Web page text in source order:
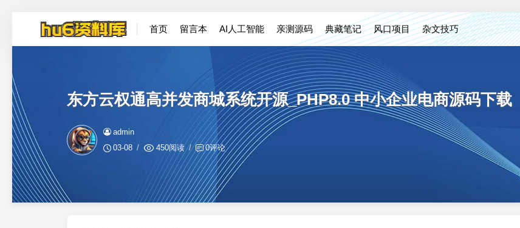
首页 留言本 AI人工智能 亲测源码 典藏笔记 风口项目 杂文技巧
东方云权通高并发商城系统开源_PHP8.0 中小企业电商源码下载
admin
03-08
450阅读 0评论